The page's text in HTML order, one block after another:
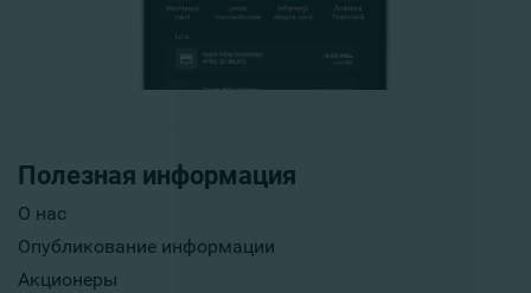
Полезная информация
О нас
Опубликование информации
Акционеры